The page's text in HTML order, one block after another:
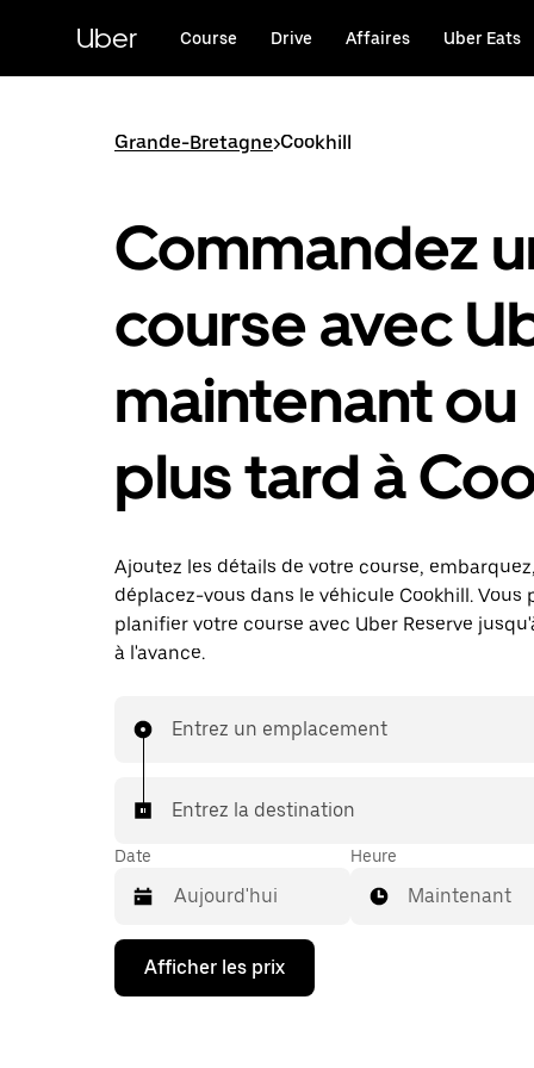
principal
Uber Course Drive Affaires Uber Eats
Grande-Bretagne>Cookhill
Commandez
course avec
maintenant ou
plus tard à
Ajoutez les détails de votre course,
déplacez-vous dans le véhicule Cookhill. Vous
planifier votre course avec Uber Reserve
à l'avance.
Entrez un emplacement
Entrez la destination
Date
Appuyez
la
Heure
Maintenant
Afficher les prix